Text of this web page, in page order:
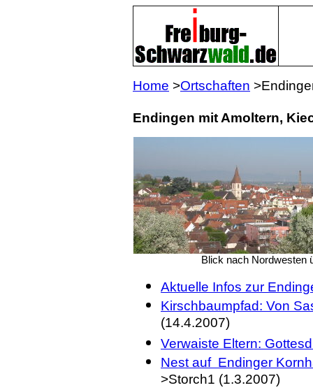
Home >Ortschaften
Endingen mit Amoltern,
Blick nach Nordwesten
Aktuelle Infos zur
Kirschbaumpfad: Von
(14.4.2007)
Verwaiste Eltern:
Nest auf Endinger
>Storch1 (1.3.2007)